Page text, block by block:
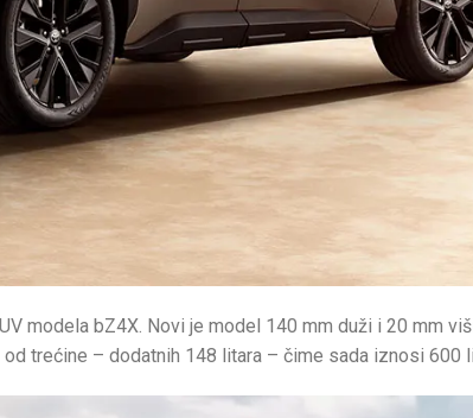
modela bZ4X. Novi je model 140 mm duži i 20 mm
trećine – dodatnih 148 litara – čime sada iznosi 600